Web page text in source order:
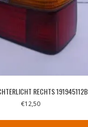
RECHTS 191945112B
€12,50